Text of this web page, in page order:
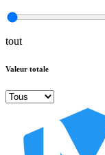
tout
Valeur totale